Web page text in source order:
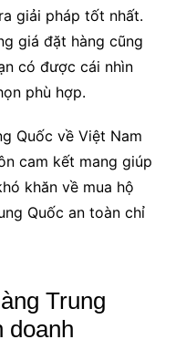
giải pháp tốt nhất.
giá đặt hàng cũng
có được cái nhìn
phù hợp.
Quốc về Việt Nam
cam kết mang giúp
khăn về mua hộ
Quốc an toàn chỉ
Trung
doanh